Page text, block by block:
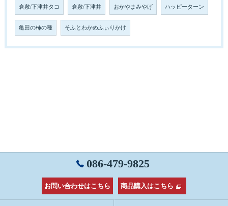
倉敷/下津井タコ 倉敷/下津井 おかやまみやげ ハッピーターン
亀田の柿の種 そふとわかめふぃりかけ
086-479-9825
お問い合わせはこちら 商品購入はこちら